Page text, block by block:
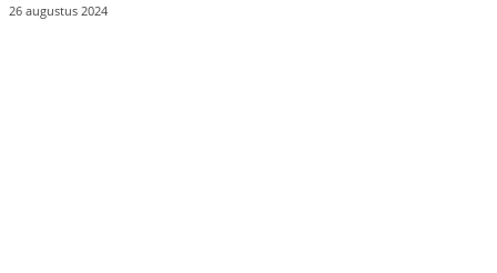
26 augustus 2024